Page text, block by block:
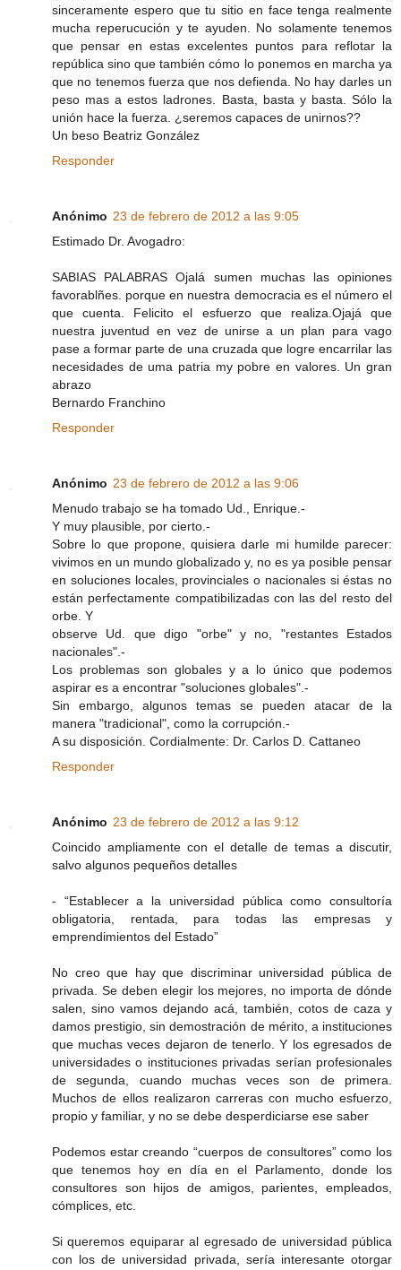
sinceramente espero que tu sitio en face tenga realmente
mucha reperucución y te ayuden. No solamente tenemos
que pensar en estas excelentes puntos para reflotar la
república sino que también cómo lo ponemos en marcha ya
que no tenemos fuerza que nos defienda. No hay darles un
peso mas a estos ladrones. Basta, basta y basta. Sólo la
unión hace la fuerza. ¿seremos capaces de unirnos??
Un beso Beatriz González
Responder
Anónimo 23 de febrero de 2012 a las 9:05
Estimado Dr. Avogadro:
SABIAS PALABRAS Ojalá sumen muchas las opiniones
favorablñes. porque en nuestra democracia es el número el
que cuenta. Felicito el esfuerzo que realiza.Ojajá que
nuestra juventud en vez de unirse a un plan para vago
pase a formar parte de una cruzada que logre encarrilar las
necesidades de uma patria my pobre en valores. Un gran
abrazo
Bernardo Franchino
Responder
Anónimo 23 de febrero de 2012 a las 9:06
Menudo trabajo se ha tomado Ud., Enrique.-
Y muy plausible, por cierto.-
Sobre lo que propone, quisiera darle mi humilde parecer:
vivimos en un mundo globalizado y, no es ya posible pensar
en soluciones locales, provinciales o nacionales si éstas no
están perfectamente compatibilizadas con las del resto del
orbe. Y
observe Ud. que digo "orbe" y no, "restantes Estados
nacionales".-
Los problemas son globales y a lo único que podemos
aspirar es a encontrar "soluciones globales".-
Sin embargo, algunos temas se pueden atacar de la
manera "tradicional", como la corrupción.-
A su disposición. Cordialmente: Dr. Carlos D. Cattaneo
Responder
Anónimo 23 de febrero de 2012 a las 9:12
Coincido ampliamente con el detalle de temas a discutir,
salvo algunos pequeños detalles
- “Establecer a la universidad pública como consultoría
obligatoria, rentada, para todas las empresas y
emprendimientos del Estado”
No creo que hay que discriminar universidad pública de
privada. Se deben elegir los mejores, no importa de dónde
salen, sino vamos dejando acá, también, cotos de caza y
damos prestigio, sin demostración de mérito, a instituciones
que muchas veces dejaron de tenerlo. Y los egresados de
universidades o instituciones privadas serían profesionales
de segunda, cuando muchas veces son de primera.
Muchos de ellos realizaron carreras con mucho esfuerzo,
propio y familiar, y no se debe desperdiciarse ese saber
Podemos estar creando “cuerpos de consultores” como los
que tenemos hoy en día en el Parlamento, donde los
consultores son hijos de amigos, parientes, empleados,
cómplices, etc.
Si queremos equiparar al egresado de universidad pública
con los de universidad privada, sería interesante otorgar